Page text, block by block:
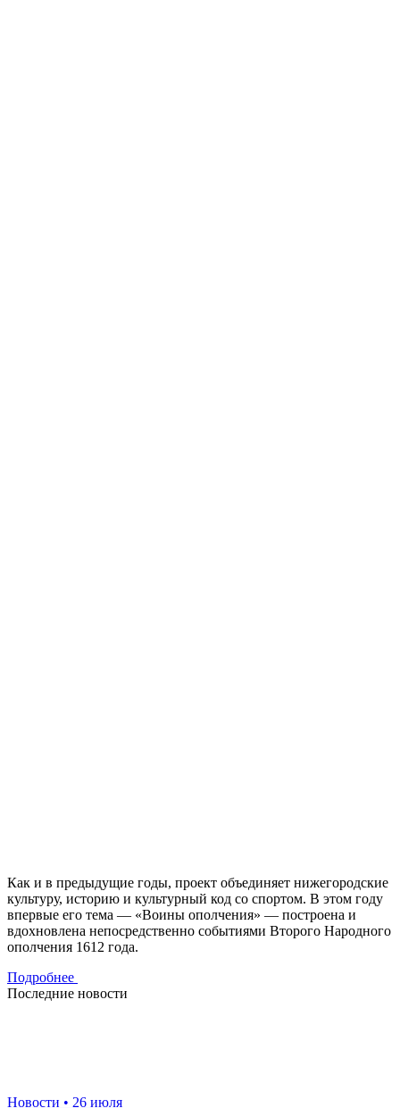
Как и в предыдущие годы, проект объединяет нижегородские
культуру, историю и культурный код со спортом. В этом году
впервые его тема — «Воины ополчения» — построена и
вдохновлена непосредственно событиями Второго Народного
ополчения 1612 года.
Подробнее
Последние новости
Новости • 26 июля